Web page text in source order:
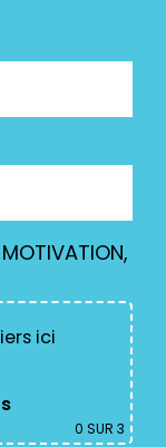
MOTIVATION,
ici
0 SUR 3